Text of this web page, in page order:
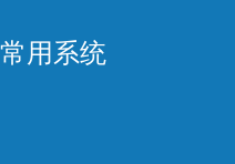
常用系统